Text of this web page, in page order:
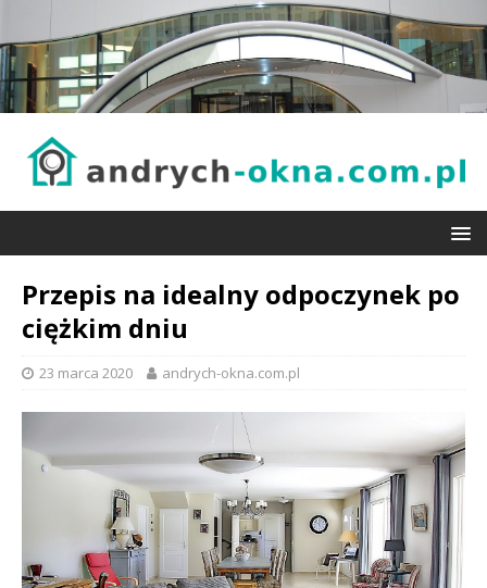
Przepis na idealny odpoczynek po
ciężkim dniu
23 marca 2020 andrych-okna.com.pl